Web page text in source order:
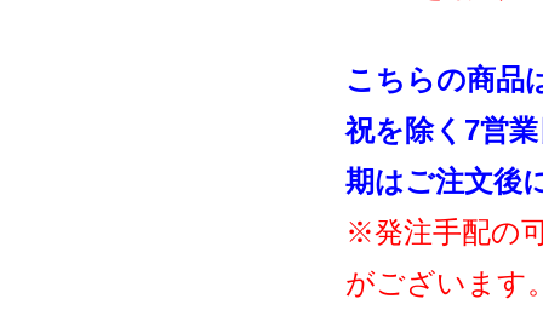
こちらの商品
祝を除く7営
期はご注文後
※発注手配の
がございます